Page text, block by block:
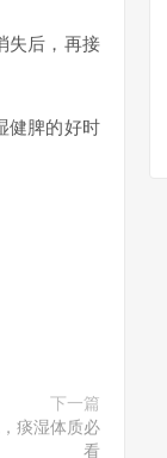
失后，再接
健脾的好时
下一篇
痰湿体质必
看